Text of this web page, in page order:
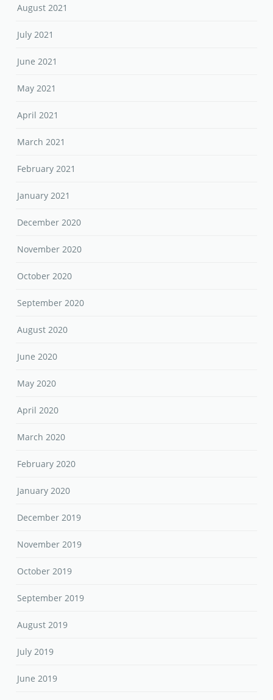
August 2021
July 2021
June 2021
May 2021
April 2021
March 2021
February 2021
January 2021
December 2020
November 2020
October 2020
September 2020
August 2020
June 2020
May 2020
April 2020
March 2020
February 2020
January 2020
December 2019
November 2019
October 2019
September 2019
August 2019
July 2019
June 2019